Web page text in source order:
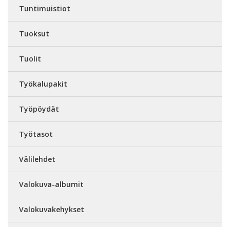
Tuntimuistiot
Tuoksut
Tuolit
Työkalupakit
Työpöydät
Työtasot
Välilehdet
Valokuva-albumit
Valokuvakehykset